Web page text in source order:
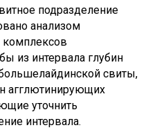
подразделение
анализом
комплексов
из интервала глубин
свиты,
агглютинирующих
уточнить
интервала.